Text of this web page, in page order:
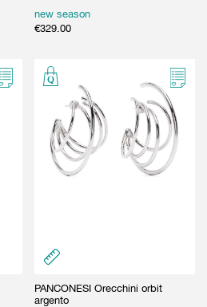
new season
€329.00
PANCONESI Orecchini orbit
argento